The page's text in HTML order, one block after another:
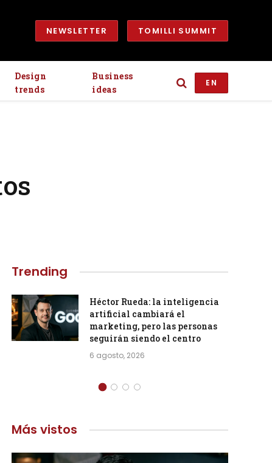
NEWSLETTER TOMILLI SUMMIT
Design
trends
Business
ideas
EN
Trending
Héctor Rueda: la inteligencia
artificial cambiará el
marketing, pero las personas
seguirán siendo el centro
6 agosto, 2026
Más vistos